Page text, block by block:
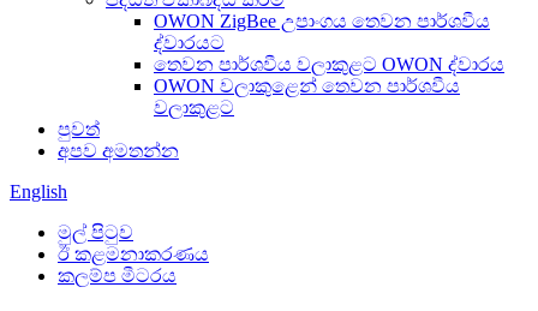
OWON ZigBee උපාංගය තෙවන පාර්ශවීය
ද්වාරයට
තෙවන පාර්ශවීය වලාකුළට OWON ද්වාරය
OWON වලාකුළෙන් තෙවන පාර්ශවීය
වලාකුළට
පුවත්
අපව අමතන්න
English
මුල් පිටුව
ඊ කළමනාකරණය
කලම්ප මීටරය